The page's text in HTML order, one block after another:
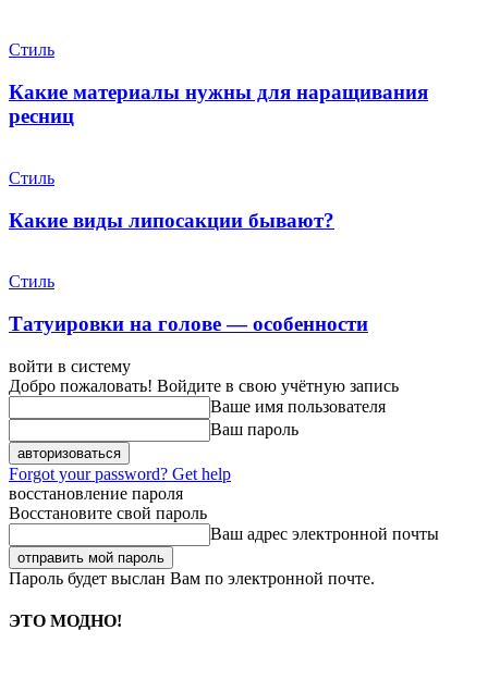
Стиль
Какие материалы нужны для наращивания
ресниц
Стиль
Какие виды липосакции бывают?
Стиль
Татуировки на голове — особенности
войти в систему
Добро пожаловать! Войдите в свою учётную запись
Ваше имя пользователя
Ваш пароль
Forgot your password? Get help
восстановление пароля
Восстановите свой пароль
Ваш адрес электронной почты
Пароль будет выслан Вам по электронной почте.
ЭТО МОДНО!